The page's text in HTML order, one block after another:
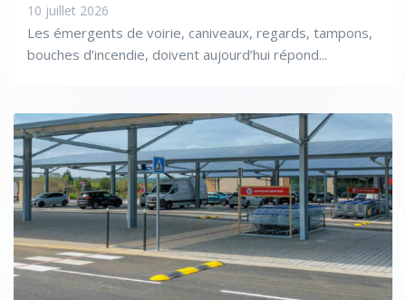
10 juillet 2026
Les émergents de voirie, caniveaux, regards, tampons,
bouches d’incendie, doivent aujourd’hui répond...